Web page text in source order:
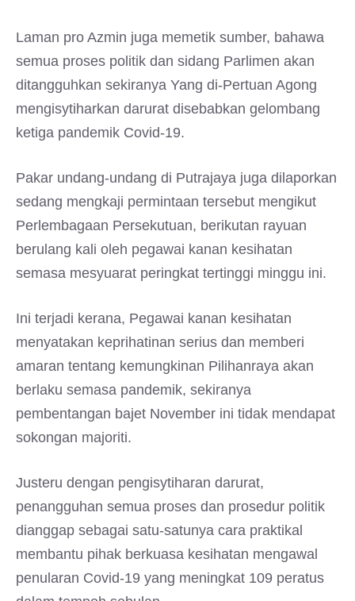
Laman pro Azmin juga memetik sumber, bahawa
semua proses politik dan sidang Parlimen akan
ditangguhkan sekiranya Yang di-Pertuan Agong
mengisytiharkan darurat disebabkan gelombang
ketiga pandemik Covid-19.
Pakar undang-undang di Putrajaya juga dilaporkan
sedang mengkaji permintaan tersebut mengikut
Perlembagaan Persekutuan, berikutan rayuan
berulang kali oleh pegawai kanan kesihatan
semasa mesyuarat peringkat tertinggi minggu ini.
Ini terjadi kerana, Pegawai kanan kesihatan
menyatakan keprihatinan serius dan memberi
amaran tentang kemungkinan Pilihanraya akan
berlaku semasa pandemik, sekiranya
pembentangan bajet November ini tidak mendapat
sokongan majoriti.
Justeru dengan pengisytiharan darurat,
penangguhan semua proses dan prosedur politik
dianggap sebagai satu-satunya cara praktikal
membantu pihak berkuasa kesihatan mengawal
penularan Covid-19 yang meningkat 109 peratus